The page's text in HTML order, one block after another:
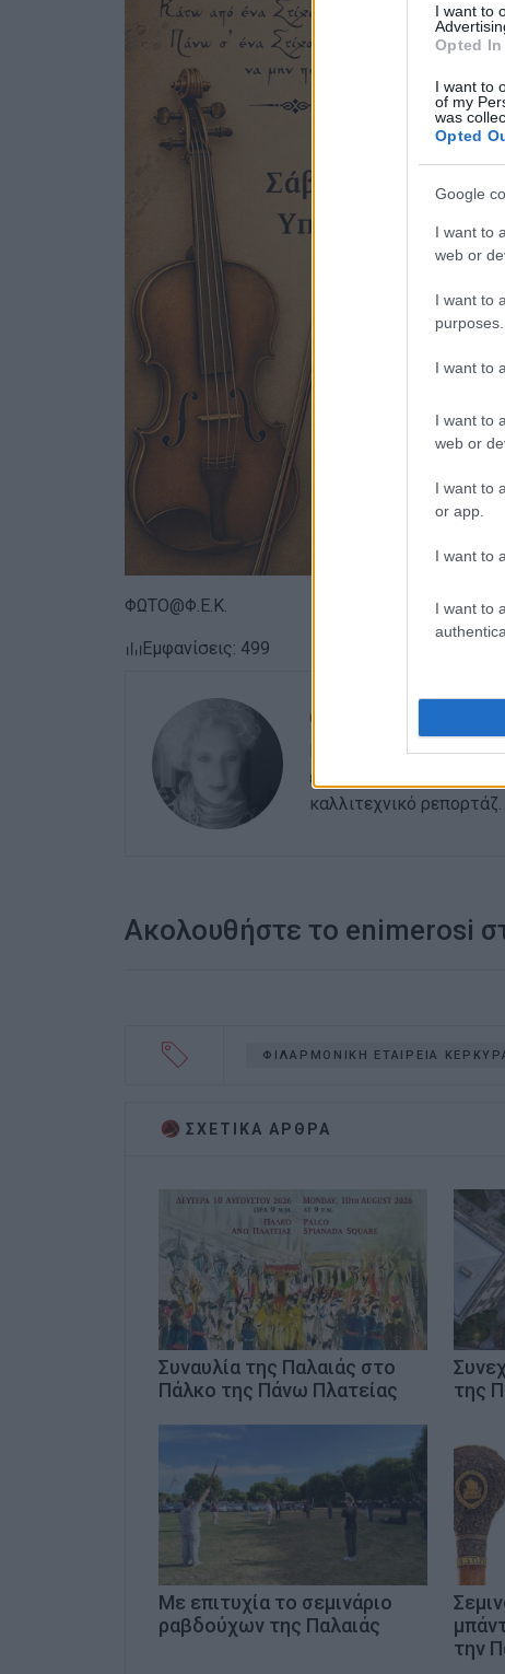
I want to
Opted In
I want to
of my
was
Opted
Google
I want to
web or
I want to
purposes.
I want to
I want to
web or
I want to
or app.
I want to
I want to
ΦΩΤΟ@Φ.Ε.Κ.
Εμφανίσεις: 499
Εργάζεται στις
ευθύνης. Ειδικεύεται
καλλιτεχνικό ρεπορτάζ.
Ακολουθήστε το enimerosi
ΦΙΛΑΡΜΟΝΙΚΗ ΕΤΑΙΡΕΙΑ
ΣΧΕΤΙΚA AΡΘΡΑ
Συναυλία της Παλαιάς στο
Πάλκο της Πάνω Πλατείας
της
Με επιτυχία το σεμινάριο
ραβδούχων της Παλαιάς
την